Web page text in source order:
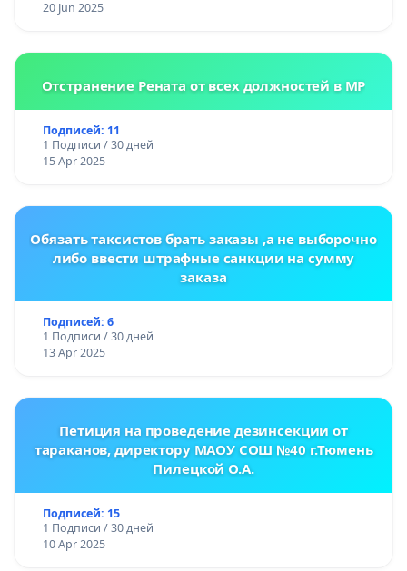
20 Jun 2025
Отстранение Рената от всех должностей в МР
Подписей: 11
1 Подписи / 30 дней
15 Apr 2025
Обязать таксистов брать заказы ,а не выборочно
либо ввести штрафные санкции на сумму
заказа
Подписей: 6
1 Подписи / 30 дней
13 Apr 2025
Петиция на проведение дезинсекции от
тараканов, директору МАОУ СОШ №40 г.Тюмень
Пилецкой О.А.
Подписей: 15
1 Подписи / 30 дней
10 Apr 2025